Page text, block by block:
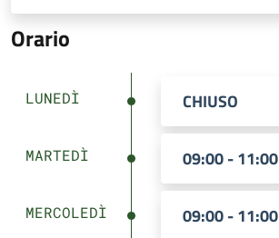
Orario
LUNEDÌ CHIUSO
MARTEDÌ 09:00 - 11:00
MERCOLEDÌ 09:00 - 11:00